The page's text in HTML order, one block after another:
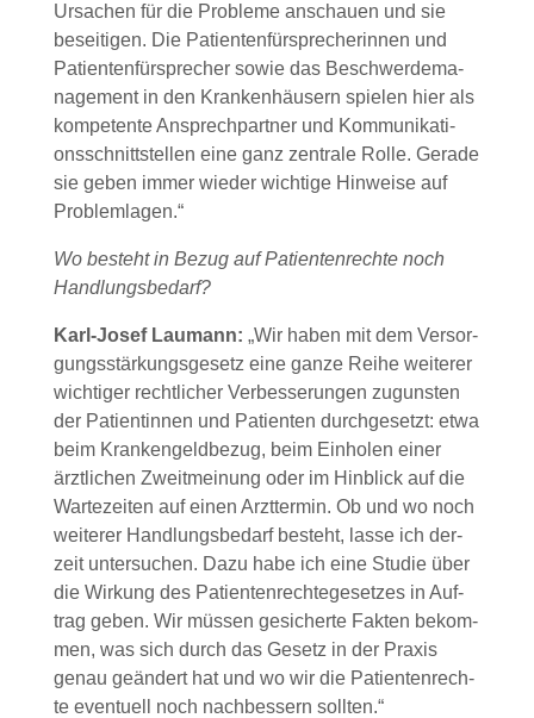
Ursa­chen für die Pro­ble­me anschau­en und sie
besei­ti­gen. Die Pati­en­ten­für­spre­che­rin­nen und
Pati­en­ten­für­spre­cher sowie das Beschwer­de­ma­
nage­ment in den Kran­ken­häu­sern spie­len hier als
kom­pe­ten­te Ansprech­part­ner und Kom­mu­ni­ka­ti­
ons­schnitt­stel­len eine ganz zen­tra­le Rol­le. Gera­de
sie geben immer wie­der wich­ti­ge Hin­wei­se auf
Pro­blem­la­gen.“
Wo besteht in Bezug auf Pati­en­ten­rech­te noch
Hand­lungs­be­darf?
Karl-Josef Lau­mann: „Wir haben mit dem Ver­sor­
gungs­stär­kungs­ge­setz eine gan­ze Rei­he wei­te­rer
wich­ti­ger recht­li­cher Ver­bes­se­run­gen zuguns­ten
der Pati­en­tin­nen und Pati­en­ten durch­ge­setzt: etwa
beim Kran­ken­geld­be­zug, beim Ein­ho­len einer
ärzt­li­chen Zweit­mei­nung oder im Hin­blick auf die
War­te­zei­ten auf einen Arzt­ter­min. Ob und wo noch
wei­te­rer Hand­lungs­be­darf besteht, las­se ich der­
zeit unter­su­chen. Dazu habe ich eine Stu­die über
die Wir­kung des Pati­en­ten­rech­te­ge­set­zes in Auf­
trag geben. Wir müs­sen gesi­cher­te Fak­ten bekom­
men, was sich durch das Gesetz in der Pra­xis
genau geän­dert hat und wo wir die Pati­en­ten­rech­
te even­tu­ell noch nach­bes­sern soll­ten.“